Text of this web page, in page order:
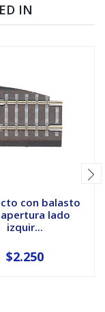
IN
con balasto
lado
izquir...
$2.250